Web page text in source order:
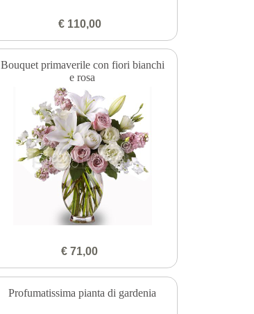
€ 110,00
Bouquet primaverile con fiori bianchi
e rosa
€ 71,00
Profumatissima pianta di gardenia